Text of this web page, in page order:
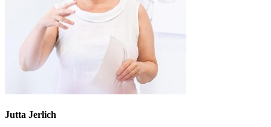
Jutta Jerlich